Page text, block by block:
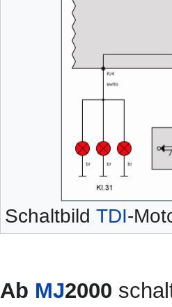
Schaltbild TDI-
Ab MJ2000